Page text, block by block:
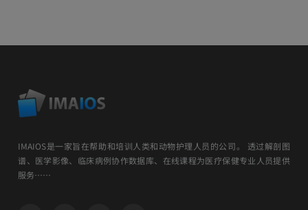
IMAIOS是一家旨在帮助和培训人类和动物护理人员的公司。 透过解剖图
谱、医学影像、临床病例协作数据库、在线课程为医疗保健专业人员提供
服务……